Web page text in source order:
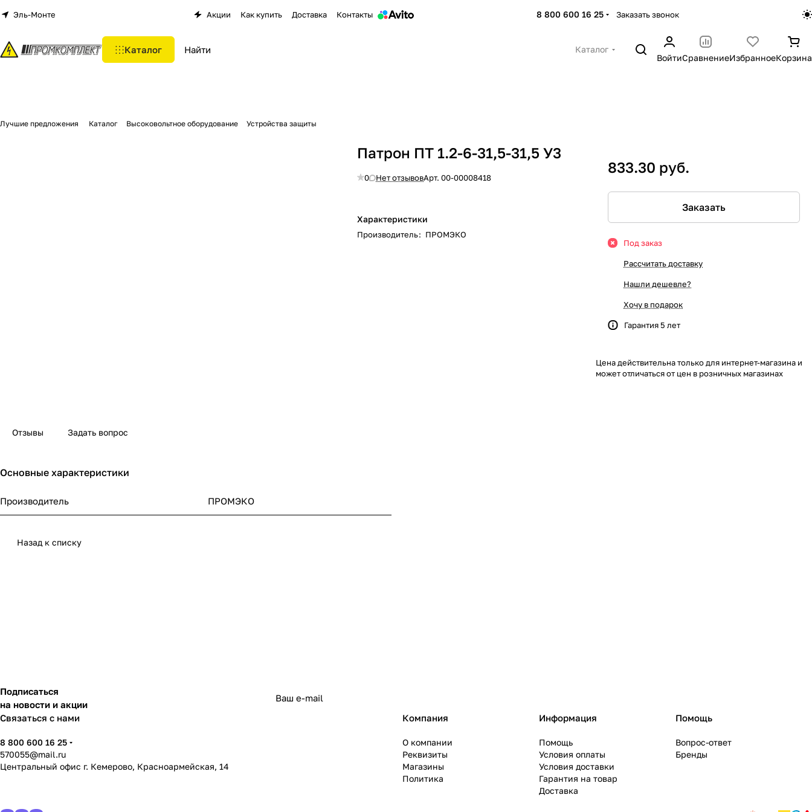
Эль-Монте Акции Как купить Доставка Контакты 8 800 600 16 25 Заказать звонок
Каталог
Каталог
ВойтиСравнениеИзбранноеКорзина
Лучшие предложения Каталог Высоковольтное оборудование Устройства защиты
Патрон ПТ 1.2-6-31,5-31,5 У3
0 Нет отзывовАрт.00-00008418
Характеристики
Производитель: ПРОМЭКО
833.30 руб.
Заказать
Под заказ
Рассчитать доставку
Нашли дешевле?
Хочу в подарок
Гарантия 5 лет
Цена действительна только для интернет-магазина и
может отличаться от цен в розничных магазинах
Отзывы Задать вопрос
Основные характеристики
Производитель ПРОМЭКО
Назад к списку
Подписаться
на новости и акции
Связаться с нами
8 800 600 16 25
570055@mail.ru
Центральный офис г. Кемерово, Красноармейская, 14
Компания
О компании
Реквизиты
Магазины
Политика
Информация
Помощь
Условия оплаты
Условия доставки
Гарантия на товар
Доставка
Помощь
Вопрос-ответ
Бренды